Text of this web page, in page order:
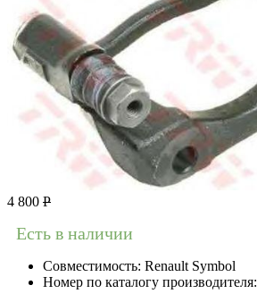
4 800 Р
Есть в наличии
Совместимость: Renault Symbol
Номер по каталогу производителя: